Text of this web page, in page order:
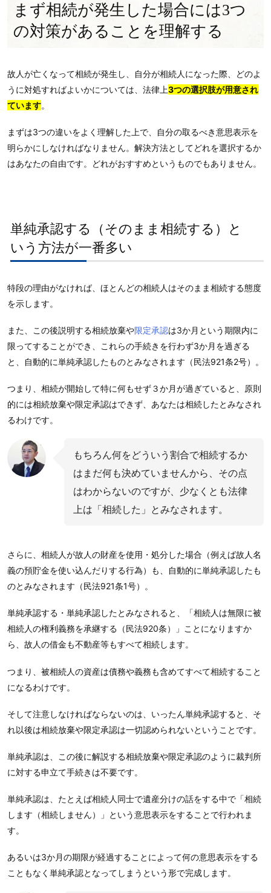
まず相続が発生した場合には3つ
の対策があることを理解する
故人が亡くなって相続が発生し、自分が相続人になった際、どのよ
うに対処すればよいかについては、法律上3つの選択肢が用意され
ています。
まずは3つの違いをよく理解した上で、自分の取るべき意思表示を
明らかにしなければなりません。解決方法としてどれを選択するか
はあなたの自由です。どれがおすすめというものでもありません。
単純承認する（そのまま相続する）と
いう方法が一番多い
特段の理由がなければ、ほとんどの相続人はそのまま相続する態度
を示します。
また、この後説明する相続放棄や限定承認は3か月という期限内に
限ってすることができ、これらの手続きを行わず3か月を過ぎる
と、自動的に単純承認したものとみなされます（民法921条2号）。
つまり、相続が開始して特に何もせず３か月が過ぎていると、原則
的には相続放棄や限定承認はできず、あなたは相続したとみなされ
るわけです。
もちろん何をどういう割合で相続するか
はまだ何も決めていませんから、その点
はわからないのですが、少なくとも法律
上は「相続した」とみなされます。
さらに、相続人が故人の財産を使用・処分した場合（例えば故人名
義の預貯金を使い込んだりする行為）も、自動的に単純承認したも
のとみなされます（民法921条1号）。
単純承認する・単純承認したとみなされると、「相続人は無限に被
相続人の権利義務を承継する（民法920条）」ことになりますか
ら、故人の借金も不動産等もすべて相続します。
つまり、被相続人の資産は債務や義務も含めてすべて相続すること
になるわけです。
そして注意しなければならないのは、いったん単純承認すると、そ
れ以後は相続放棄や限定承認は一切認められないということです。
単純承認は、この後に解説する相続放棄や限定承認のように裁判所
に対する申立て手続きは不要です。
単純承認は、たとえば相続人同士で遺産分けの話をする中で「相続
します（相続しません）」という意思表示をすることで行われま
す。
あるいは3か月の期限が経過することによって何の意思表示をする
こともなく単純承認となってしまうという形で完成します。